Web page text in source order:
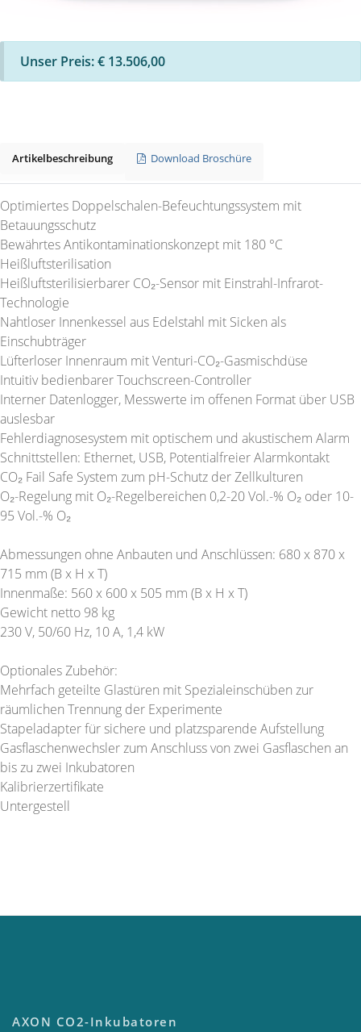
Unser Preis: € 13.506,00
Artikelbeschreibung Download Broschüre
Optimiertes Doppelschalen-Befeuchtungssystem mit
Betauungsschutz
Bewährtes Antikontaminationskonzept mit 180 °C
Heißluftsterilisation
Heißluftsterilisierbarer CO₂-Sensor mit Einstrahl-Infrarot-
Technologie
Nahtloser Innenkessel aus Edelstahl mit Sicken als
Einschubträger
Lüfterloser Innenraum mit Venturi-CO₂-Gasmischdüse
Intuitiv bedienbarer Touchscreen-Controller
Interner Datenlogger, Messwerte im offenen Format über USB
auslesbar
Fehlerdiagnosesystem mit optischem und akustischem Alarm
Schnittstellen: Ethernet, USB, Potentialfreier Alarmkontakt
CO₂ Fail Safe System zum pH-Schutz der Zellkulturen
O₂-Regelung mit O₂-Regelbereichen 0,2-20 Vol.-% O₂ oder 10-
95 Vol.-% O₂
Abmessungen ohne Anbauten und Anschlüssen: 680 x 870 x
715 mm (B x H x T)
Innenmaße: 560 x 600 x 505 mm (B x H x T)
Gewicht netto 98 kg
230 V, 50/60 Hz, 10 A, 1,4 kW
Optionales Zubehör:
Mehrfach geteilte Glastüren mit Spezialeinschüben zur
räumlichen Trennung der Experimente
Stapeladapter für sichere und platzsparende Aufstellung
Gasflaschenwechsler zum Anschluss von zwei Gasflaschen an
bis zu zwei Inkubatoren
Kalibrierzertifikate
Untergestell
AXON CO2-Inkubatoren